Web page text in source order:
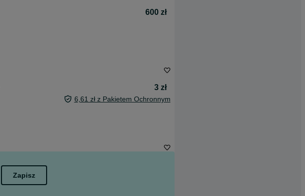
600 zł
3 zł
6,61 zł z Pakietem Ochronnym
Zapisz